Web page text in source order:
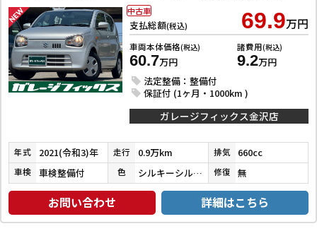
支払総額(税込) 69.9万円
車両本体価格(税込)
60.7万円
諸費用(税込)
9.2万円
法定整備：整備付
保証付 (1ヶ月・1000km )
中古車
ガレージフィックス金沢店
年式 2021(令和3)年 走行 0.9万km 排気 660cc
車検 車検整備付 色 シルキーシルバーメタリック 修復 無
お問い合わせ 詳細はこちら